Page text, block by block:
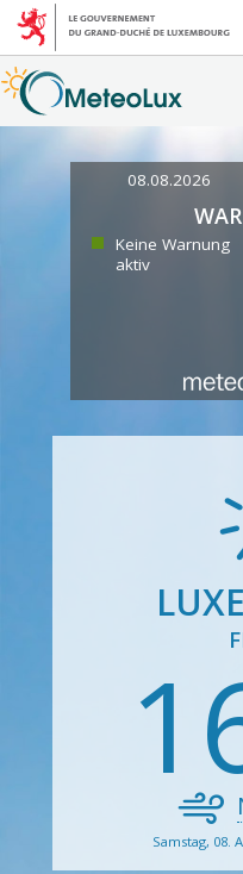
08.08.2026
Keine Warnung
aktiv
Samstag, 08.